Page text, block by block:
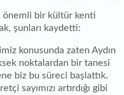
bir kültür kenti
şunları kaydetti:
konusunda zaten Aydın
noktalardan bir tanesi
biz bu süreci başlattık.
sayımızı artırdığı gibi